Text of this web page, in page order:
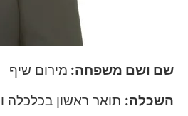
שם ושם משפחה: מירום שיף
השכלה: תואר ראשון בכלכלה